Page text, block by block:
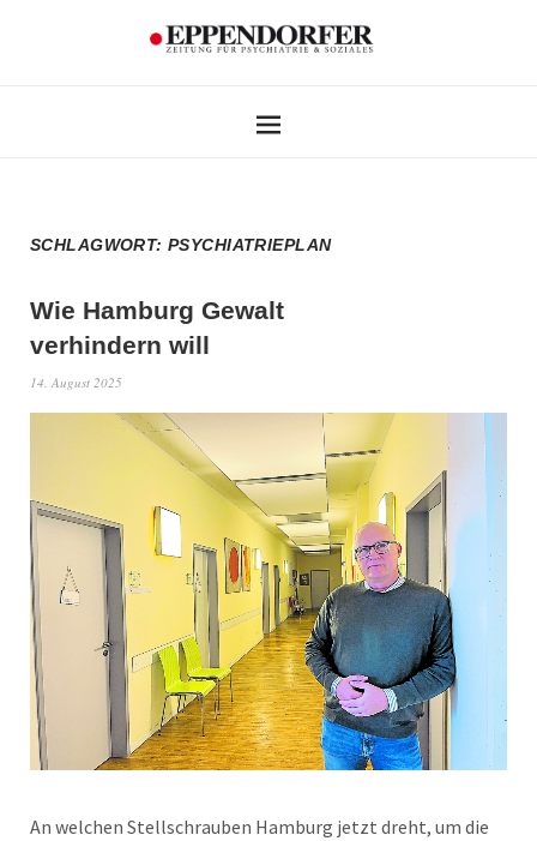
SCHLAGWORT:PSYCHIATRIEPLAN
Wie Hamburg Gewalt
verhindern will
14. August 2025
An welchen Stellschrauben Hamburg jetzt dreht, um die